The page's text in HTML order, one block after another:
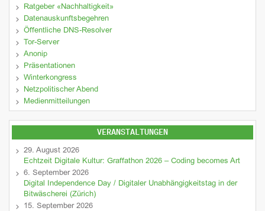
Ratgeber «Nachhaltigkeit»
Datenauskunftsbegehren
Öffentliche DNS-Resolver
Tor-Server
Anonip
Präsentationen
Winterkongress
Netzpolitischer Abend
Medienmitteilungen
VERANSTALTUNGEN
29. August 2026
Echtzeit Digitale Kultur: Graffathon 2026 – Coding becomes Art
6. September 2026
Digital Independence Day / Digitaler Unabhängigkeitstag in der
Bitwäscherei (Zürich)
15. September 2026